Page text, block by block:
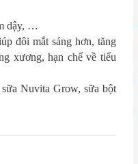
dậy, …
đôi mắt sáng hơn, tăng
xương, hạn chế về tiểu
Nuvita Grow, sữa bột